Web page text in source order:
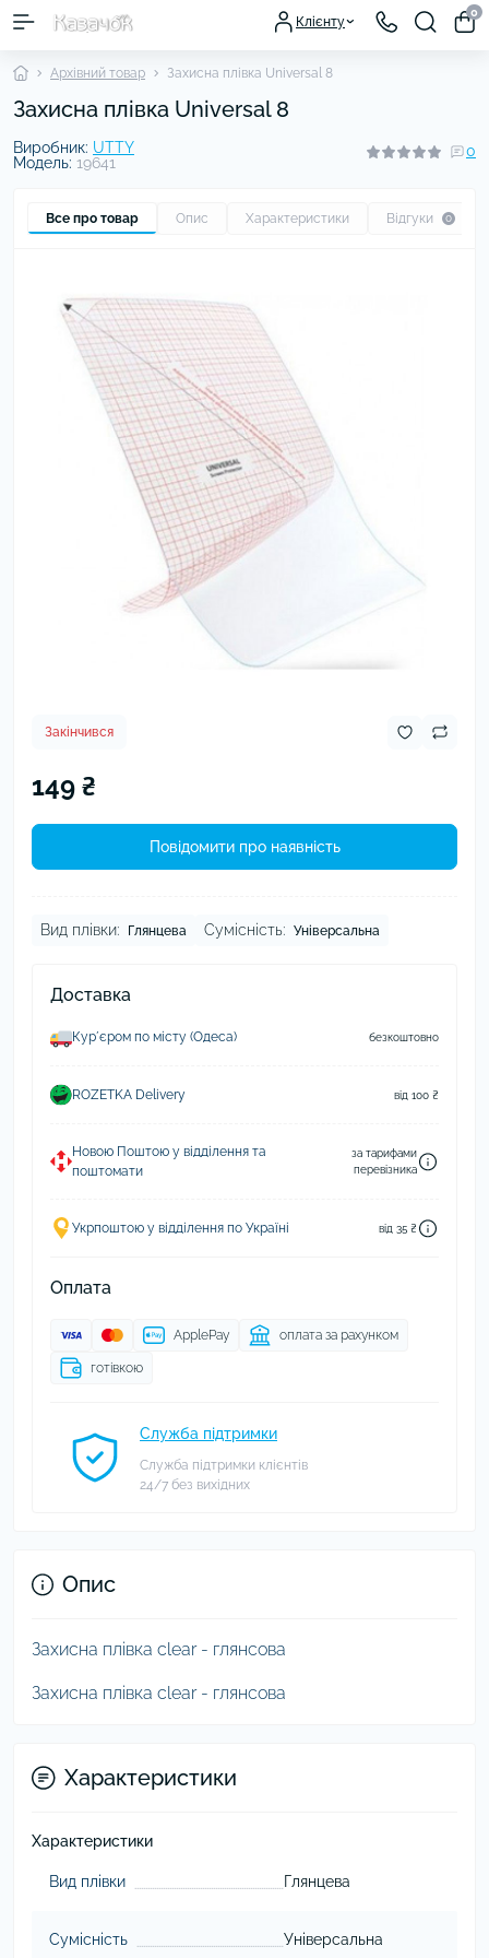
Клієнту
0
Архівний товар Захисна плівка Universal 8
Захисна плівка Universal 8
Виробник: UTTY
Модель: 19641
0
Все про товар Опис Характеристики Відгуки 0
Закінчився
149 ₴
Повідомити про наявність
Вид плівки: Глянцева Сумісність: Універсальна
Доставка
Курʼєром по місту (Одеса) безкоштовно
ROZETKA Delivery від 100 ₴
Новою Поштою у відділення та
поштомати
за тарифами
перевізника
Укрпоштою у відділення по Україні від 35 ₴
Оплата
ApplePay оплата за рахунком
готівкою
Служба підтримки
Служба підтримки клієнтів
24/7 без вихідних
Опис
Захисна плівка clear - глянсова
Захисна плівка clear - глянсова
Характеристики
Характеристики
Вид плівки Глянцева
Сумісність Універсальна